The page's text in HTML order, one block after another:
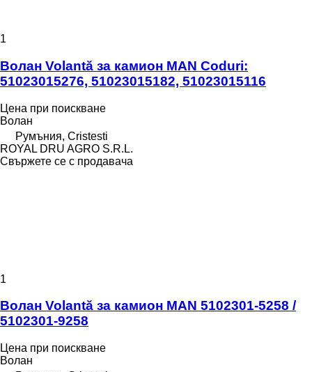
1
Волан Volantă за камион MAN Coduri:
51023015276, 51023015182, 51023015116
Цена при поискване
Волан
Румъния, Cristesti
ROYAL DRU AGRO S.R.L.
Свържете се с продавача
1
Волан Volantă за камион MAN 5102301-5258 /
5102301-9258
Цена при поискване
Волан